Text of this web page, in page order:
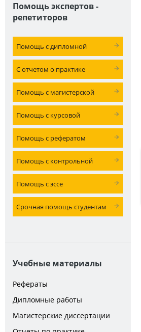
Помощь экспертов -
репетиторов
Помощь с дипломной
С отчетом о практике
Помощь с магистерской
Помощь с курсовой
Помощь с рефератом
Помощь с контрольной
Помощь с эссе
Срочная помощь студентам
Учебные материалы
Рефераты
Дипломные работы
Магистерские диссертации